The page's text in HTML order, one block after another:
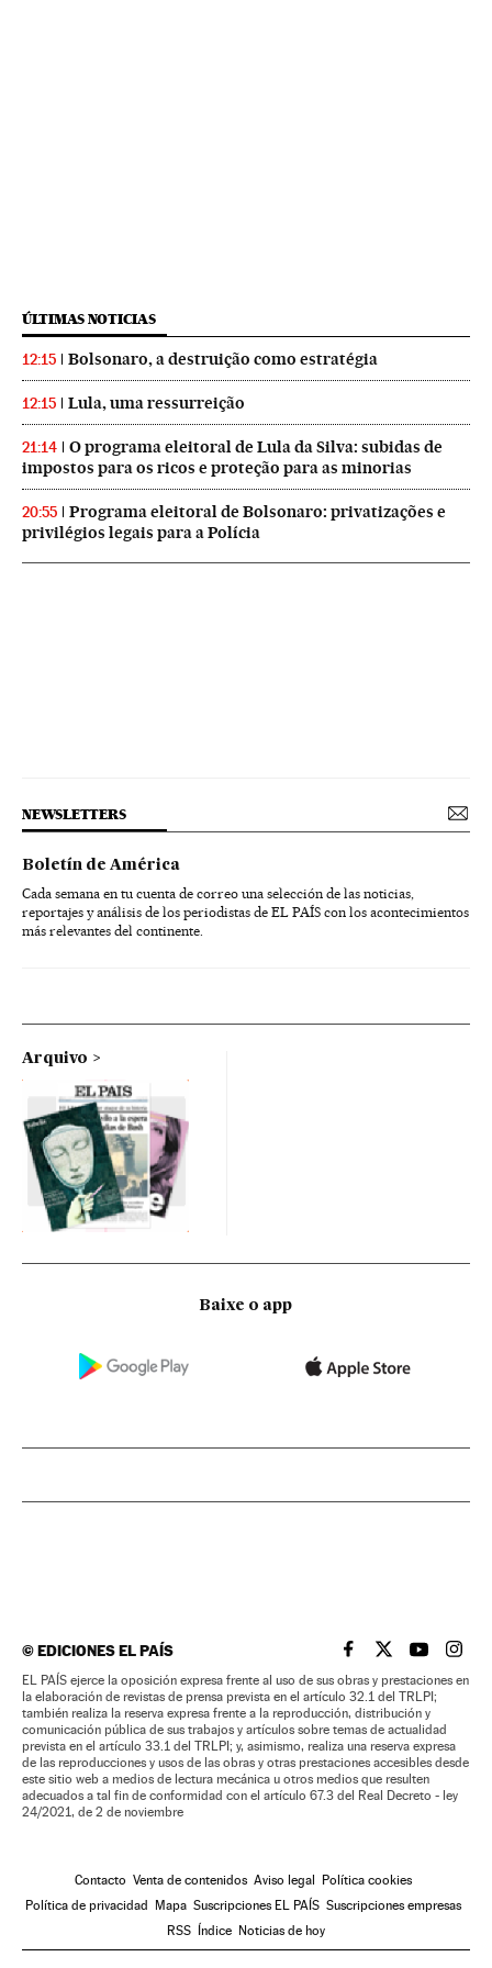
ÚLTIMAS NOTICIAS
12:15 Bolsonaro, a destruição como estratégia
12:15 Lula, uma ressurreição
21:14
O programa eleitoral de Lula da Silva: subidas de
impostos para os ricos e proteção para as minorias
20:55
Programa eleitoral de Bolsonaro: privatizações e
privilégios legais para a Polícia
NEWSLETTERS
Boletín de América
Cada semana en tu cuenta de correo una selección de las noticias,
reportajes y análisis de los periodistas de EL PAÍS con los acontecimientos
más relevantes del continente.
Arquivo
Baixe o app
©EDICIONES EL PAÍS EL PAÍS BRASIL EN
EL PAÍSEL PAÍS
EL
EL PAÍS ejerce la oposición expresa frente al uso de sus obras y prestaciones en
la elaboración de revistas de prensa prevista en el artículo 32.1 del TRLPI;
también realiza la reserva expresa frente a la reproducción, distribución y
comunicación pública de sus trabajos y artículos sobre temas de actualidad
prevista en el artículo 33.1 del TRLPI; y, asimismo, realiza una reserva expresa
de las reproducciones y usos de las obras y otras prestaciones accesibles desde
este sitio web a medios de lectura mecánica u otros medios que resulten
adecuados a tal fin de conformidad con el artículo 67.3 del Real Decreto - ley
24/2021, de 2 de noviembre
Contacto Venta de contenidos Aviso legal Política cookies
Política de privacidad Mapa Suscripciones EL PAÍS Suscripciones empresas
RSS Índice Noticias de hoy